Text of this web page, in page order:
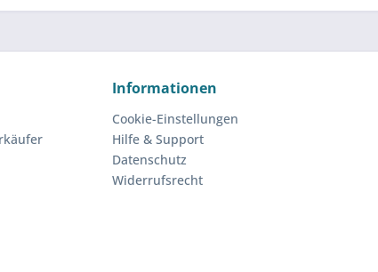
Informationen
Cookie-Einstellungen
Hilfe & Support
Datenschutz
Widerrufsrecht